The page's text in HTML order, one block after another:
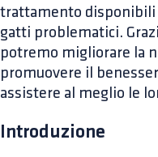
trattamento
gatti problematici.
potremo migliorare la
promuovere il
assistere al meglio le
Introduzione